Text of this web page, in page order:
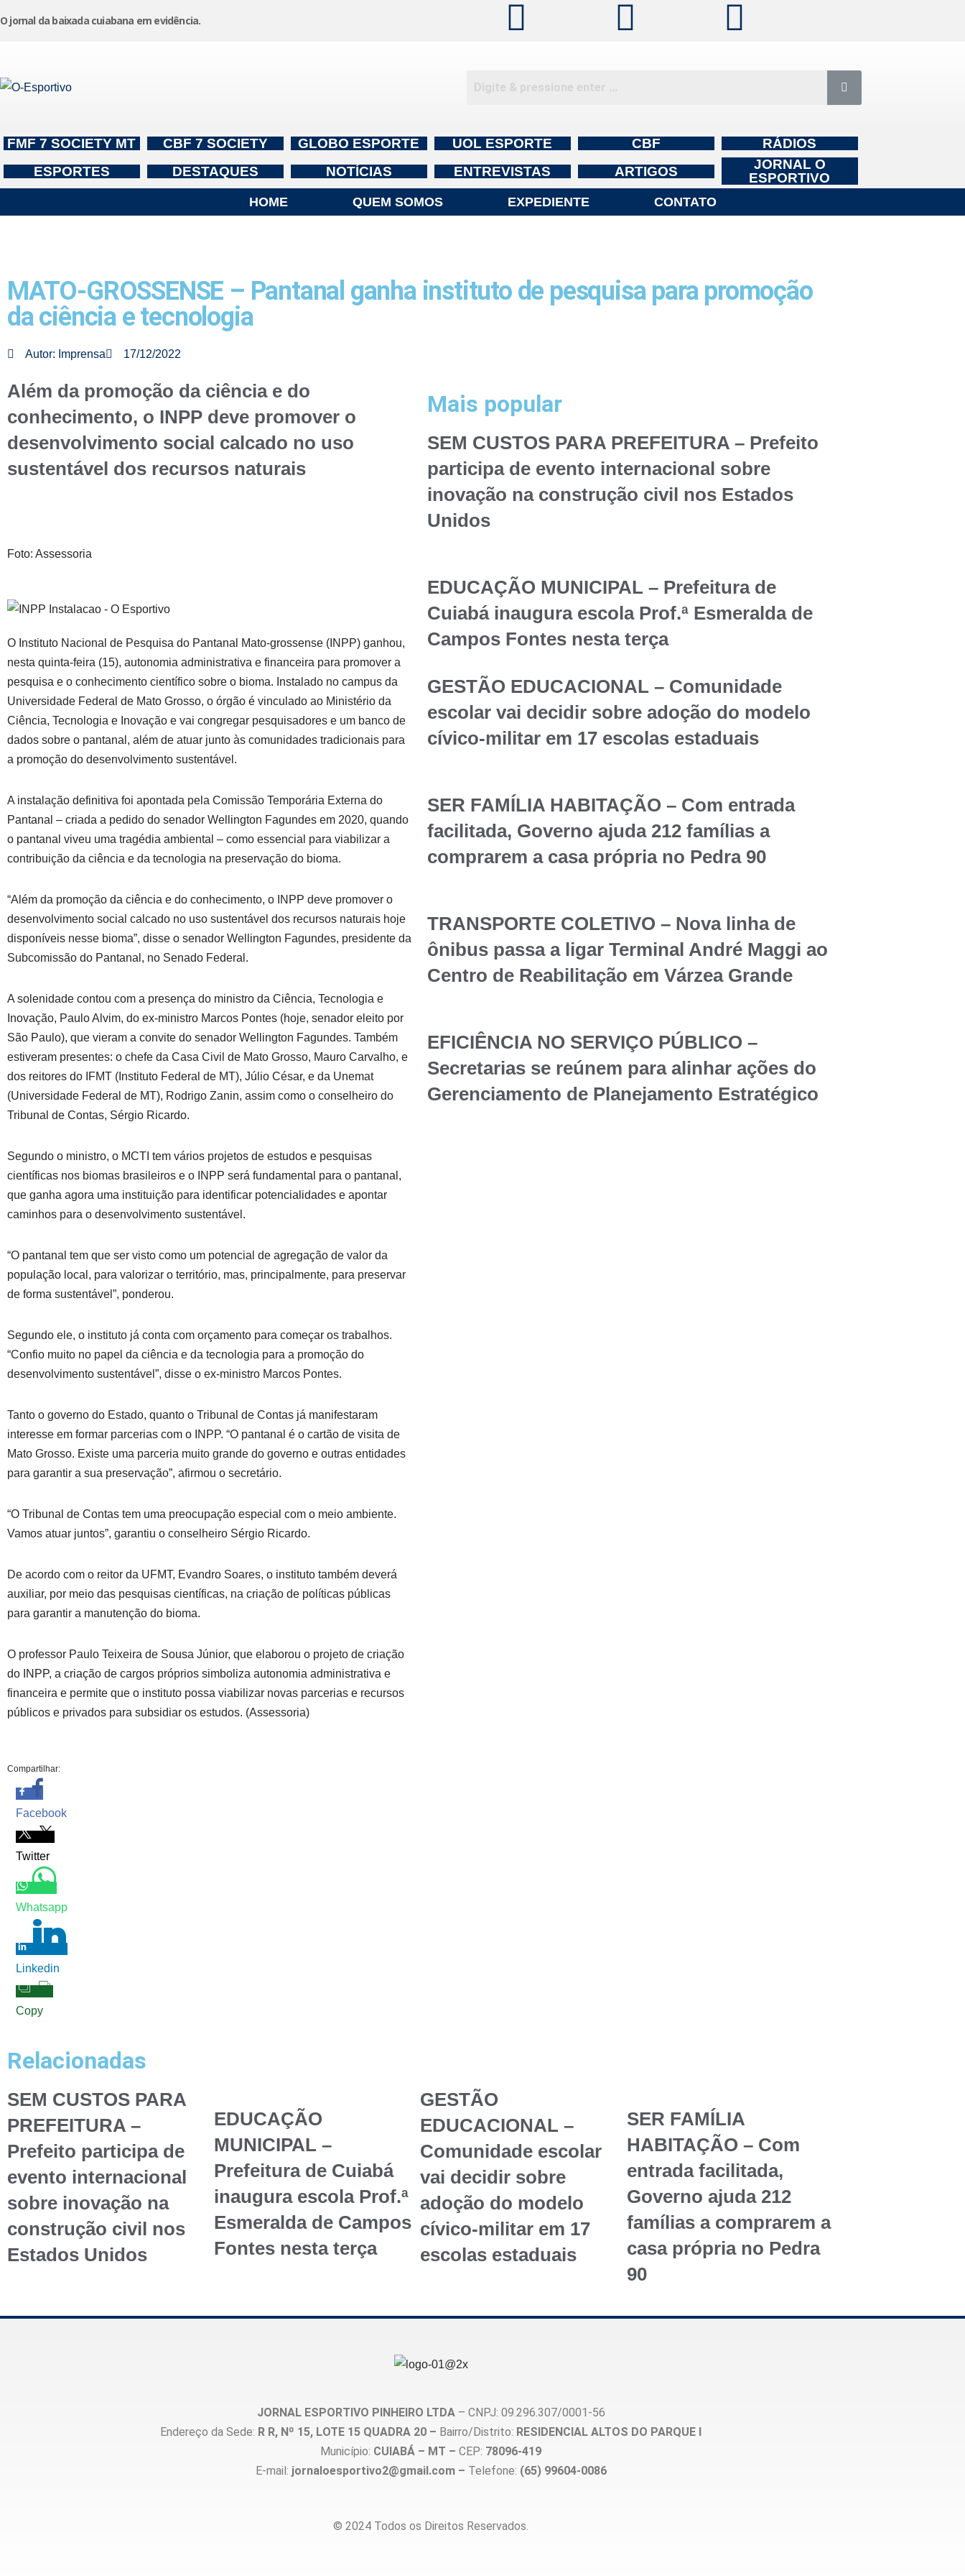
o
O jornal da baixada cuiabana em evidência.
FMF 7 SOCIETY MT CBF 7 SOCIETY GLOBO ESPORTE UOL ESPORTE CBF
RÁDIOS
ESPORTES
DESTAQUES NOTÍCIAS ENTREVISTAS ARTIGOS
JORNAL O
ESPORTIVO
HOME QUEM SOMOS EXPEDIENTE CONTATO
MATO-GROSSENSE – Pantanal ganha instituto de pesquisa para promoção
da ciência e tecnologia
Autor: Imprensa 17/12/2022
Além da promoção da ciência e do
conhecimento, o INPP deve promover o
desenvolvimento social calcado no uso
sustentável dos recursos naturais
Foto: Assessoria
O Instituto Nacional de Pesquisa do Pantanal Mato-grossense (INPP) ganhou,
nesta quinta-feira (15), autonomia administrativa e financeira para promover a
pesquisa e o conhecimento científico sobre o bioma. Instalado no campus da
Universidade Federal de Mato Grosso, o órgão é vinculado ao Ministério da
Ciência, Tecnologia e Inovação e vai congregar pesquisadores e um banco de
dados sobre o pantanal, além de atuar junto às comunidades tradicionais para
a promoção do desenvolvimento sustentável.
A instalação definitiva foi apontada pela Comissão Temporária Externa do
Pantanal – criada a pedido do senador Wellington Fagundes em 2020, quando
o pantanal viveu uma tragédia ambiental – como essencial para viabilizar a
contribuição da ciência e da tecnologia na preservação do bioma.
“Além da promoção da ciência e do conhecimento, o INPP deve promover o
desenvolvimento social calcado no uso sustentável dos recursos naturais hoje
disponíveis nesse bioma”, disse o senador Wellington Fagundes, presidente da
Subcomissão do Pantanal, no Senado Federal.
A solenidade contou com a presença do ministro da Ciência, Tecnologia e
Inovação, Paulo Alvim, do ex-ministro Marcos Pontes (hoje, senador eleito por
São Paulo), que vieram a convite do senador Wellington Fagundes. Também
estiveram presentes: o chefe da Casa Civil de Mato Grosso, Mauro Carvalho, e
dos reitores do IFMT (Instituto Federal de MT), Júlio César, e da Unemat
(Universidade Federal de MT), Rodrigo Zanin, assim como o conselheiro do
Tribunal de Contas, Sérgio Ricardo.
Segundo o ministro, o MCTI tem vários projetos de estudos e pesquisas
científicas nos biomas brasileiros e o INPP será fundamental para o pantanal,
que ganha agora uma instituição para identificar potencialidades e apontar
caminhos para o desenvolvimento sustentável.
“O pantanal tem que ser visto como um potencial de agregação de valor da
população local, para valorizar o território, mas, principalmente, para preservar
de forma sustentável”, ponderou.
Segundo ele, o instituto já conta com orçamento para começar os trabalhos.
“Confio muito no papel da ciência e da tecnologia para a promoção do
desenvolvimento sustentável”, disse o ex-ministro Marcos Pontes.
Tanto o governo do Estado, quanto o Tribunal de Contas já manifestaram
interesse em formar parcerias com o INPP. “O pantanal é o cartão de visita de
Mato Grosso. Existe uma parceria muito grande do governo e outras entidades
para garantir a sua preservação”, afirmou o secretário.
“O Tribunal de Contas tem uma preocupação especial com o meio ambiente.
Vamos atuar juntos”, garantiu o conselheiro Sérgio Ricardo.
De acordo com o reitor da UFMT, Evandro Soares, o instituto também deverá
auxiliar, por meio das pesquisas científicas, na criação de políticas públicas
para garantir a manutenção do bioma.
O professor Paulo Teixeira de Sousa Júnior, que elaborou o projeto de criação
do INPP, a criação de cargos próprios simboliza autonomia administrativa e
financeira e permite que o instituto possa viabilizar novas parcerias e recursos
públicos e privados para subsidiar os estudos. (Assessoria)
Compartilhar:
Facebook
Twitter
Whatsapp
Linkedin
Copy
Mais popular
SEM CUSTOS PARA PREFEITURA – Prefeito
participa de evento internacional sobre
inovação na construção civil nos Estados
Unidos
EDUCAÇÃO MUNICIPAL – Prefeitura de
Cuiabá inaugura escola Prof.ª Esmeralda de
Campos Fontes nesta terça
GESTÃO EDUCACIONAL – Comunidade
escolar vai decidir sobre adoção do modelo
cívico-militar em 17 escolas estaduais
SER FAMÍLIA HABITAÇÃO – Com entrada
facilitada, Governo ajuda 212 famílias a
comprarem a casa própria no Pedra 90
TRANSPORTE COLETIVO – Nova linha de
ônibus passa a ligar Terminal André Maggi ao
Centro de Reabilitação em Várzea Grande
EFICIÊNCIA NO SERVIÇO PÚBLICO –
Secretarias se reúnem para alinhar ações do
Gerenciamento de Planejamento Estratégico
Relacionadas
SEM CUSTOS PARA
PREFEITURA –
Prefeito participa de
evento internacional
sobre inovação na
construção civil nos
Estados Unidos
EDUCAÇÃO
MUNICIPAL –
Prefeitura de Cuiabá
inaugura escola Prof.ª
Esmeralda de Campos
Fontes nesta terça
GESTÃO
EDUCACIONAL –
Comunidade escolar
vai decidir sobre
adoção do modelo
cívico-militar em 17
escolas estaduais
SER FAMÍLIA
HABITAÇÃO – Com
entrada facilitada,
Governo ajuda 212
famílias a comprarem a
casa própria no Pedra
90
JORNAL ESPORTIVO PINHEIRO LTDA– CNPJ: 09.296.307/0001-56
Endereço da Sede: R R, Nº 15, LOTE 15 QUADRA 20 – Bairro/Distrito: RESIDENCIAL ALTOS DO PARQUE I
Município: CUIABÁ – MT – CEP: 78096-419
E-mail: jornaloesportivo2@gmail.com – Telefone: (65) 99604-0086
© 2024 Todos os Direitos Reservados.